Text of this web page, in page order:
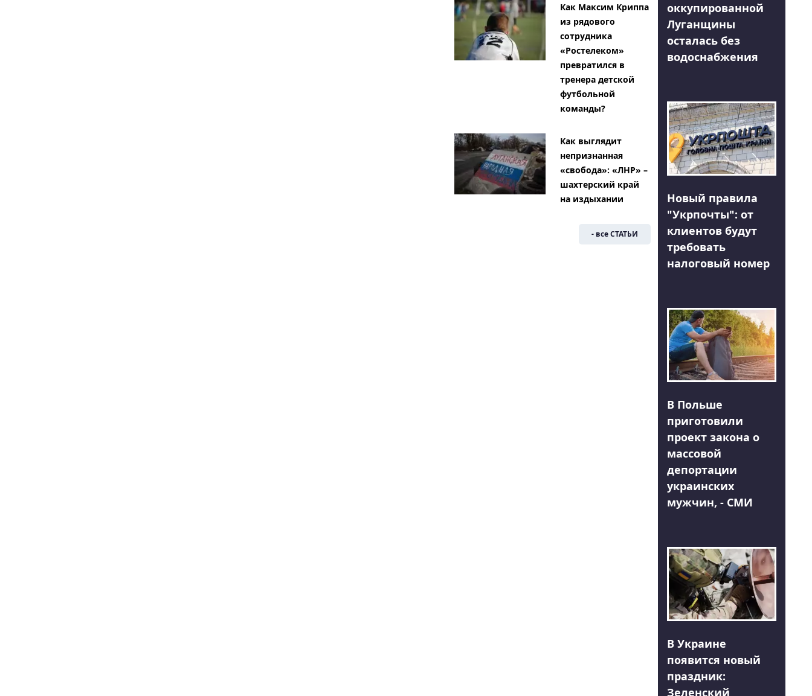
Как Максим Криппа
из рядового
сотрудника
«Ростелеком»
превратился в
тренера детской
футбольной
команды?
Как выглядит
непризнанная
«свобода»: «ЛНР» –
шахтерский край
на издыхании
- все СТАТЬИ
оккупированной
Луганщины
осталась без
водоснабжения
Новый правила
"Укрпочты": от
клиентов будут
требовать
налоговый номер
В Польше
приготовили
проект закона о
массовой
депортации
украинских
мужчин, - СМИ
В Украине
появится новый
праздник:
Зеленский